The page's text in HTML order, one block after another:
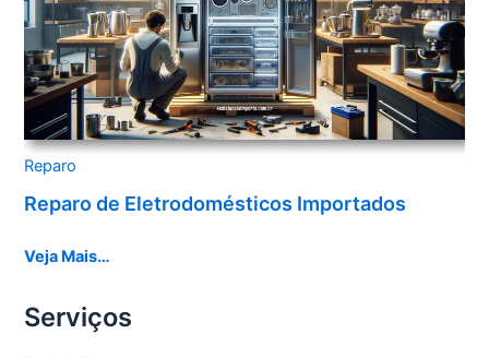
Reparo
Reparo de Eletrodomésticos Importados
Veja Mais…
Serviços